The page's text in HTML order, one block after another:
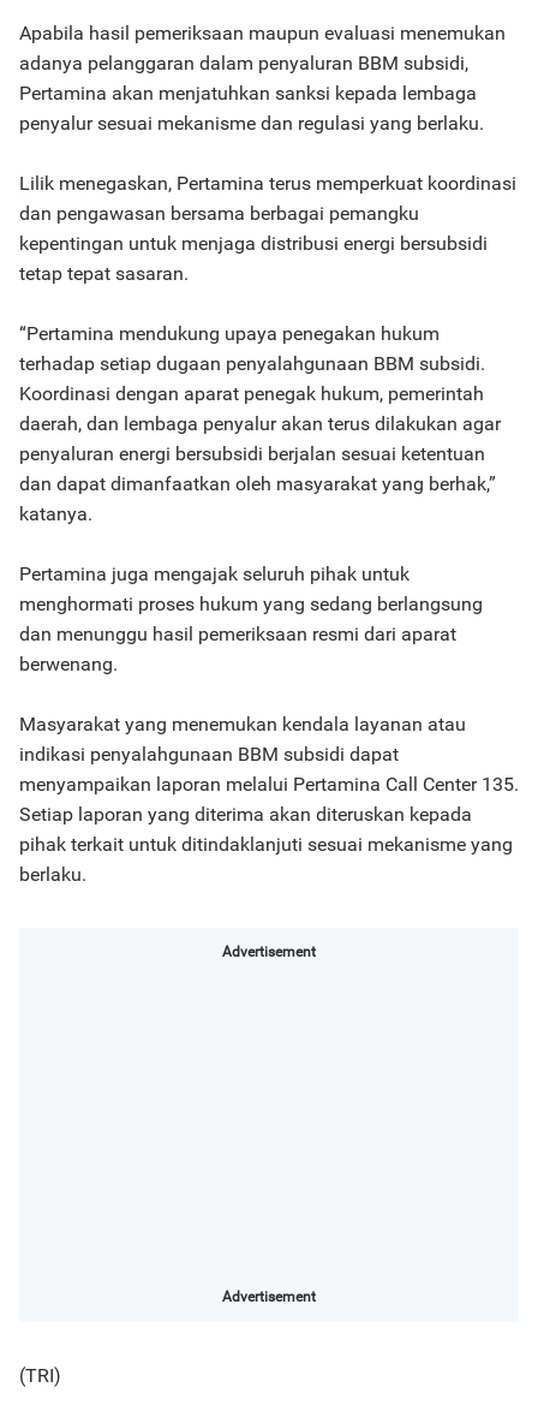
Apabila hasil pemeriksaan maupun evaluasi menemukan
adanya pelanggaran dalam penyaluran BBM subsidi,
Pertamina akan menjatuhkan sanksi kepada lembaga
penyalur sesuai mekanisme dan regulasi yang berlaku.
Lilik menegaskan, Pertamina terus memperkuat koordinasi
dan pengawasan bersama berbagai pemangku
kepentingan untuk menjaga distribusi energi bersubsidi
tetap tepat sasaran.
“Pertamina mendukung upaya penegakan hukum
terhadap setiap dugaan penyalahgunaan BBM subsidi.
Koordinasi dengan aparat penegak hukum, pemerintah
daerah, dan lembaga penyalur akan terus dilakukan agar
penyaluran energi bersubsidi berjalan sesuai ketentuan
dan dapat dimanfaatkan oleh masyarakat yang berhak,”
katanya.
Pertamina juga mengajak seluruh pihak untuk
menghormati proses hukum yang sedang berlangsung
dan menunggu hasil pemeriksaan resmi dari aparat
berwenang.
Masyarakat yang menemukan kendala layanan atau
indikasi penyalahgunaan BBM subsidi dapat
menyampaikan laporan melalui Pertamina Call Center 135.
Setiap laporan yang diterima akan diteruskan kepada
pihak terkait untuk ditindaklanjuti sesuai mekanisme yang
berlaku.
Advertisement
Advertisement
(TRI)